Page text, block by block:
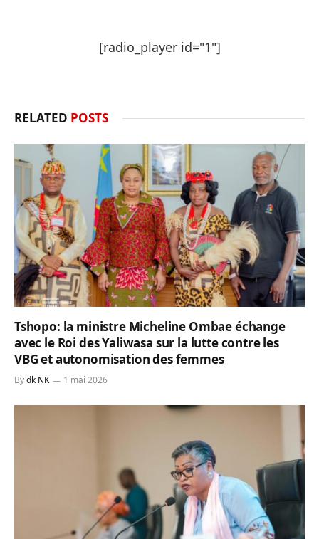
[radio_player id="1"]
RELATED POSTS
Tshopo: la ministre Micheline Ombae échange
avec le Roi des Yaliwasa sur la lutte contre les
VBG et autonomisation des femmes
Bydk NK 1 mai 2026